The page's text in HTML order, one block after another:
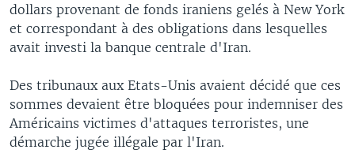
dollars provenant de fonds iraniens gelés à New York
et correspondant à des obligations dans lesquelles
avait investi la banque centrale d'Iran.
Des tribunaux aux Etats-Unis avaient décidé que ces
sommes devaient être bloquées pour indemniser des
Américains victimes d'attaques terroristes, une
démarche jugée illégale par l'Iran.